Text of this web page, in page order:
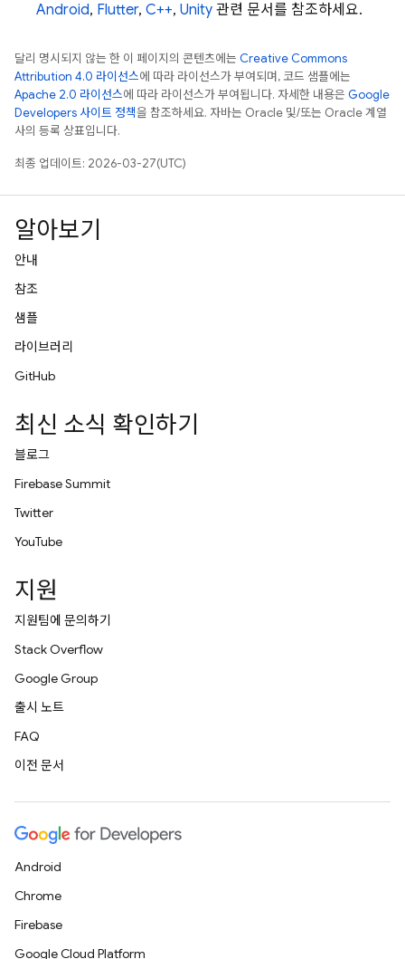
Android, Flutter, C++, Unity 관련 문서를 참조하세요.
달리 명시되지 않는 한 이 페이지의 콘텐츠에는 Creative Commons
Attribution 4.0 라이선스에 따라 라이선스가 부여되며, 코드 샘플에는
Apache 2.0 라이선스에 따라 라이선스가 부여됩니다. 자세한 내용은 Google
Developers 사이트 정책을 참조하세요. 자바는 Oracle 및/또는 Oracle 계열
사의 등록 상표입니다.
최종 업데이트: 2026-03-27(UTC)
알아보기
안내
참조
샘플
라이브러리
GitHub
최신 소식 확인하기
블로그
Firebase Summit
Twitter
YouTube
지원
지원팀에 문의하기
Stack Overflow
Google Group
출시 노트
FAQ
이전 문서
Android
Chrome
Firebase
Google Cloud Platform